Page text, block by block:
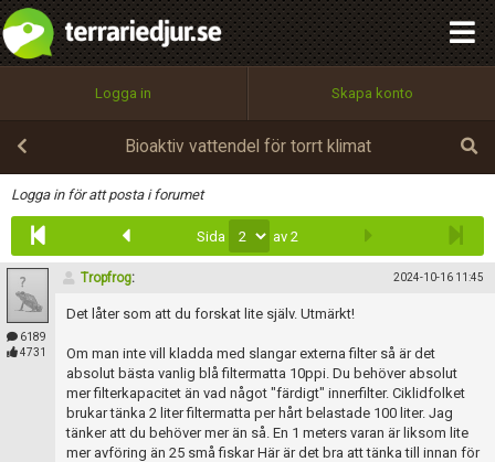
Logga in Skapa konto
Bioaktiv vattendel för torrt klimat
Logga in för att posta i forumet
Sida av 2
6189
4731
Tropfrog: 2024-10-16 11:45
Det låter som att du forskat lite själv. Utmärkt!
Om man inte vill kladda med slangar externa filter så är det
absolut bästa vanlig blå filtermatta 10ppi. Du behöver absolut
mer filterkapacitet än vad något "färdigt" innerfilter. Ciklidfolket
brukar tänka 2 liter filtermatta per hårt belastade 100 liter. Jag
tänker att du behöver mer än så. En 1 meters varan är liksom lite
mer avföring än 25 små fiskar Här är det bra att tänka till innan för
Infoga
Utför
100%
OK
integritetspolicy
Namn:
Epost:
Användarnamn:
Lösenord:
Privacy Policy
Terms of Service
Begär nytt lösenord
Tillbaka till förstasidan